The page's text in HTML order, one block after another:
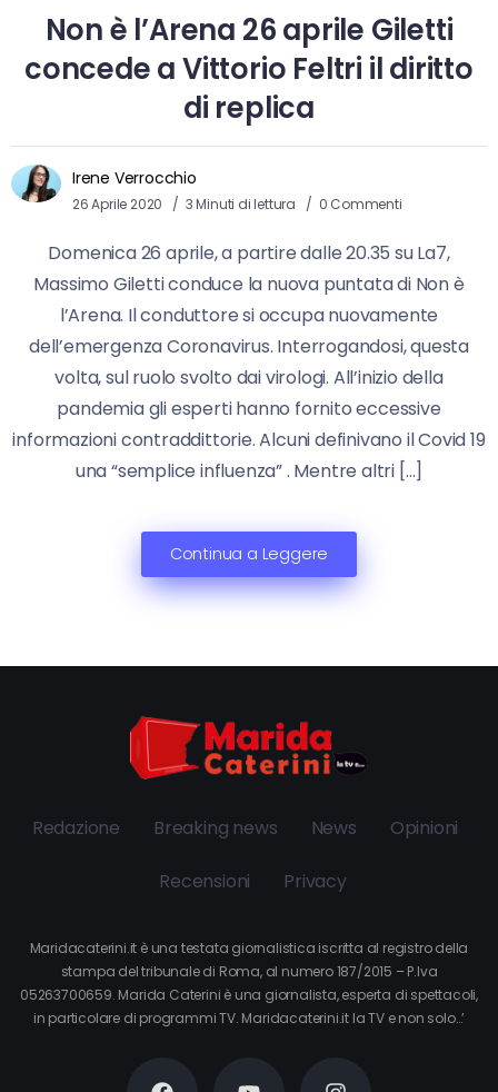
Non è l’Arena 26 aprile Giletti
concede a Vittorio Feltri il diritto
di replica
Irene Verrocchio
26 Aprile 2020 3 Minuti di lettura 0 Commenti
Domenica 26 aprile, a partire dalle 20.35 su La7,
Massimo Giletti conduce la nuova puntata di Non è
l’Arena. Il conduttore si occupa nuovamente
dell’emergenza Coronavirus. Interrogandosi, questa
volta, sul ruolo svolto dai virologi. All’inizio della
pandemia gli esperti hanno fornito eccessive
informazioni contraddittorie. Alcuni definivano il Covid 19
una “semplice influenza” . Mentre altri […]
Continua a Leggere
Redazione Breaking news News Opinioni
Recensioni Privacy
Maridacaterini.it è una testata giornalistica iscritta al registro della
stampa del tribunale di Roma, al numero 187/2015 – P.Iva
05263700659. Marida Caterini è una giornalista, esperta di spettacoli,
in particolare di programmi TV. Maridacaterini.it la TV e non solo…’